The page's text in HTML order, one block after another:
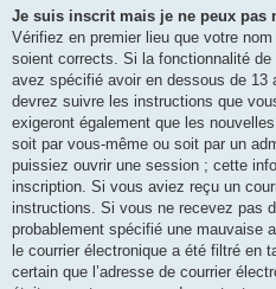
Je suis inscrit mais je ne peux pas
Vérifiez en premier lieu que votre
soient corrects. Si la fonctionnalité
avez spécifié avoir en dessous de 13
devrez suivre les instructions que
exigeront également que les
soit par vous-même ou soit par un
puissiez ouvrir une session ; cette
inscription. Si vous aviez reçu un
instructions. Si vous ne recevez pas
probablement spécifié une mauvaise
le courrier électronique a été filtré en
certain que l’adresse de courrier